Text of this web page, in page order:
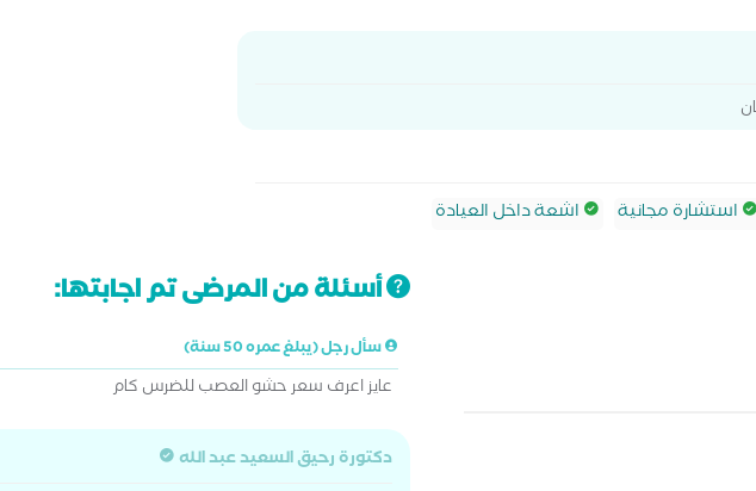
استشارة مجانية اشعة داخل العيادة
أسئلة من المرضى تم اجابتها:
سأل رجل (يبلغ عمره 50 سنة)
عايز اعرف سعر حشو العصب للضرس كام
دكتورة رحيق السعيد عبد الله